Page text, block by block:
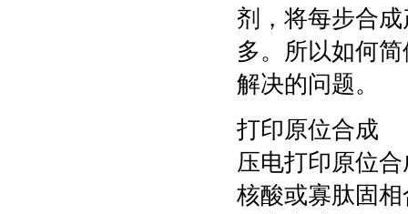
剂，将每步合
多。所以如何
解决的问题。
打印原位合成
压电打印原位
核酸或寡肽固